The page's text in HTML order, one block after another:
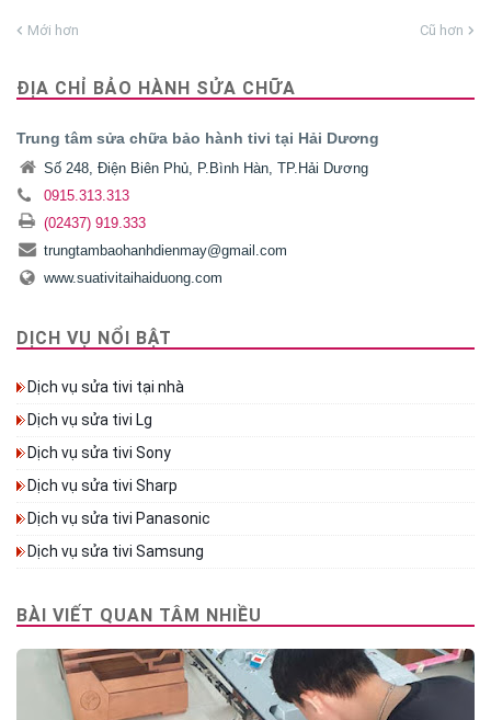
Mới hơn Cũ hơn
ĐỊA CHỈ BẢO HÀNH SỬA CHỮA
Trung tâm sửa chữa bảo hành tivi tại Hải Dương
Số 248, Điện Biên Phủ, P.Bình Hàn, TP.Hải Dương
0915.313.313
(02437) 919.333
trungtambaohanhdienmay@gmail.com
www.suativitaihaiduong.com
DỊCH VỤ NỔI BẬT
Dịch vụ sửa tivi tại nhà
Dịch vụ sửa tivi Lg
Dịch vụ sửa tivi Sony
Dịch vụ sửa tivi Sharp
Dịch vụ sửa tivi Panasonic
Dịch vụ sửa tivi Samsung
BÀI VIẾT QUAN TÂM NHIỀU